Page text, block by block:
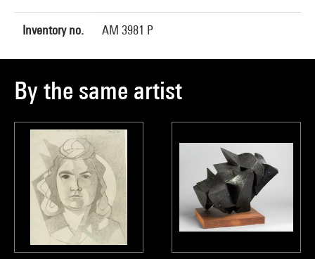
Inventory no. AM 3981 P
By the same artist